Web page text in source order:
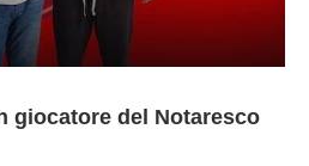
giocatore del Notaresco